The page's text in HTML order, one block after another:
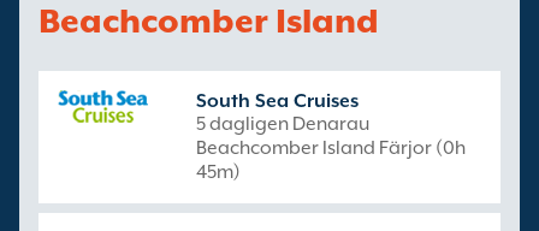
Beachcomber Island
South Sea Cruises
5 dagligen Denarau
Beachcomber Island Färjor (0h
45m)